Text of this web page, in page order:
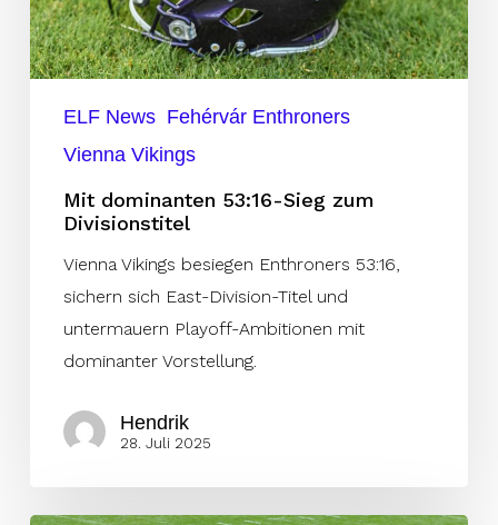
ELF News Fehérvár Enthroners
Vienna Vikings
Mit dominanten 53:16-Sieg zum
Divisionstitel
Vienna Vikings besiegen Enthroners 53:16,
sichern sich East-Division-Titel und
untermauern Playoff-Ambitionen mit
dominanter Vorstellung.
Hendrik
28. Juli 2025